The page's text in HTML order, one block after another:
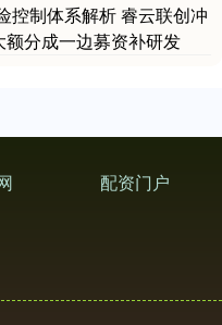
控制体系解析 睿云联创冲
分成一边募资补研发
配资门户